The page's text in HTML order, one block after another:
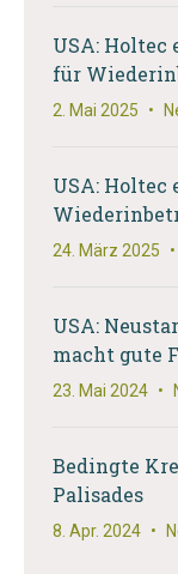
USA:
für
2. Mai 2025 •
USA:
24. März 2025 •
USA:
macht gute
23. Mai 2024 •
Bedingte
Palisades
8. Apr. 2024 •